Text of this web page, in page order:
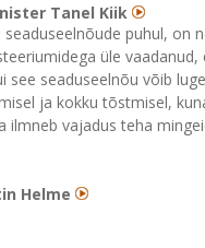
Tanel Kiik
seaduseelnõude puhul,
üle
see seaduseelnõu võib
ja kokku tõstmisel,
ilmneb vajadus teha
Helme